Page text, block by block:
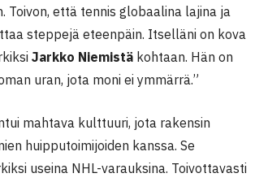
Toivon, että tennis globaalina lajina ja
steppejä eteenpäin. Itselläni on kova
Jarkko Niemistä kohtaan. Hän on
uran, jota moni ei ymmärrä.”
mahtava kulttuuri, jota rakensin
huipputoimijoiden kanssa. Se
useina NHL-varauksina. Toivottavasti